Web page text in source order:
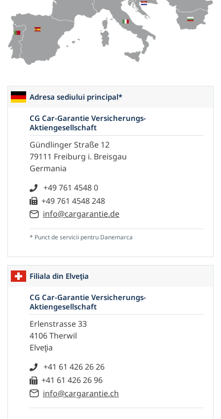
Adresa sediului principal*
CG Car-Garantie Versicherungs-
Aktiengesellschaft
Gündlinger Straße 12
79111 Freiburg i. Breisgau
Germania
+49 761 4548 0
+49 761 4548 248
info@cargarantie.de
* Punct de servicii pentru Danemarca
Filiala din Elveţia
CG Car-Garantie Versicherungs-
Aktiengesellschaft
Erlenstrasse 33
4106 Therwil
Elveţia
+41 61 426 26 26
+41 61 426 26 96
info@cargarantie.ch